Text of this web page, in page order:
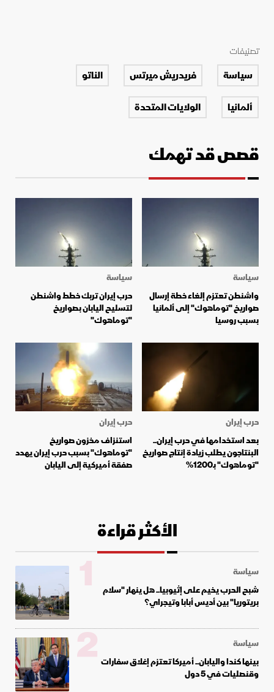
تصنيفات
سياسة فريدريش ميرتس
الناتو
ألمانيا
الولايات المتحدة
قصص قد تهمك
سياسة
واشنطن تعتزم إلغاء خطة إرسال
صواريخ "توماهوك" إلى ألمانيا
بسبب روسيا
سياسة
حرب إيران تربك خطط واشنطن
لتسليح اليابان بصواريخ
"توماهوك"
حرب إيران
بعد استخدامها في حرب إيران..
البنتاجون يطلب زيادة إنتاج صواريخ
"توماهوك" بـ1200%
حرب إيران
استنزاف مخزون صواريخ
"توماهوك" بسبب حرب إيران يهدد
صفقة أميركية إلى اليابان
الأكثر قراءة
سياسة
شبح الحرب يخيم على إثيوبيا.. هل ينهار "سلام
بريتوريا" بين أديس أبابا وتيجراي؟
1
سياسة
بينها كندا واليابان.. أميركا تعتزم إغلاق سفارات
وقنصليات في 5 دول
2